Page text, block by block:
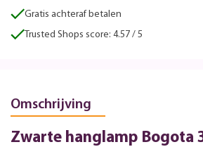
Gratis achteraf betalen
Trusted Shops score: 4.57 / 5
Omschrijving
Zwarte hanglamp Bogota